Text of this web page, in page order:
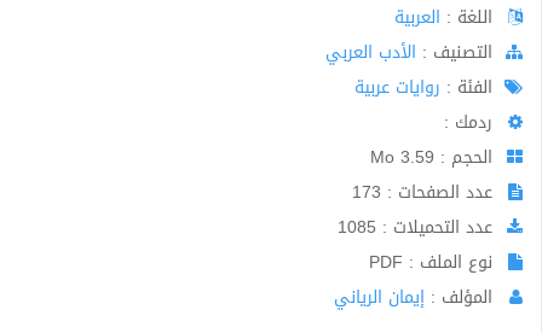
اللغة : العربية
اﻟﺘﺼﻨﻴﻒ : الأدب العربي
الفئة : روايات عربية
ردمك :
الحجم : 3.59 Mo
عدد الصفحات : 173
عدد التحميلات : 1085
نوع الملف : PDF
المؤلف : إيمان الرياني